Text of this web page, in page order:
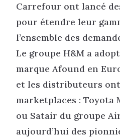
Carrefour ont lancé
pour étendre leur
l’ensemble des
Le groupe H&M a
marque Afound en
et les distributeurs
marketplaces : Toyota
ou Satair du groupe
aujourd’hui des